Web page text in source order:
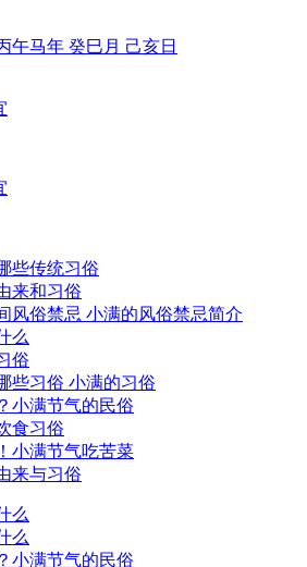
午马年 癸巳月 己亥日
些传统习俗
来和习俗
风俗禁忌 小满的风俗禁忌简介
么
俗
些习俗 小满的习俗
小满节气的民俗
食习俗
小满节气吃苦菜
来与习俗
么
么
小满节气的民俗